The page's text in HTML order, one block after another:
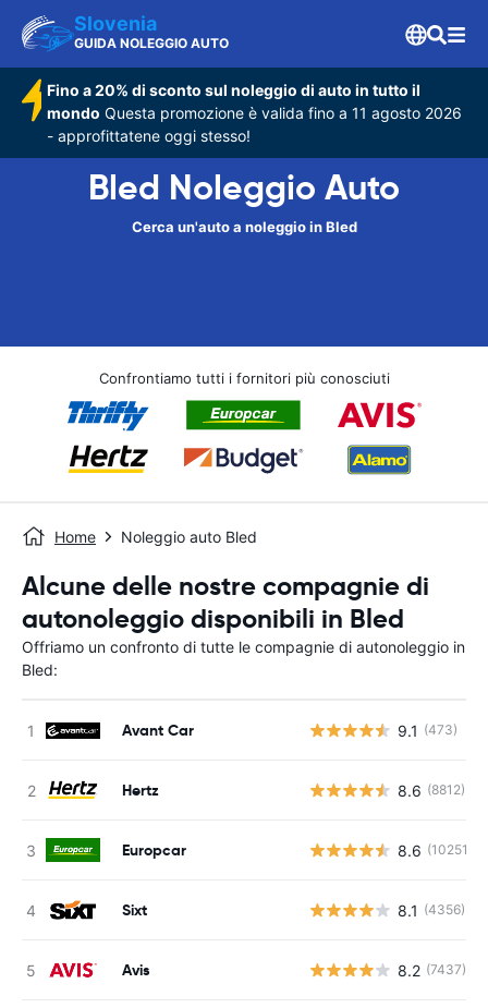
Slovenia
GUIDA NOLEGGIO AUTO
Fino a 20% di sconto sul noleggio di auto in tutto il
mondo Questa promozione è valida fino a 11 agosto 2026
- approfittatene oggi stesso!
Bled Noleggio Auto
Cerca un'auto a noleggio in Bled
Confrontiamo tutti i fornitori più conosciuti
Home Noleggio auto Bled
Alcune delle nostre compagnie di
autonoleggio disponibili in Bled
Offriamo un confronto di tutte le compagnie di autonoleggio in
Bled:
Avant Car 9.1 (473)
Hertz 8.6 (8812)
Europcar 8.6 (10251)
Sixt 8.1 (4356)
Avis 8.2 (7437)